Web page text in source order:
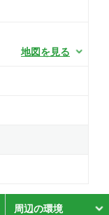
地図を見る
周辺の環境